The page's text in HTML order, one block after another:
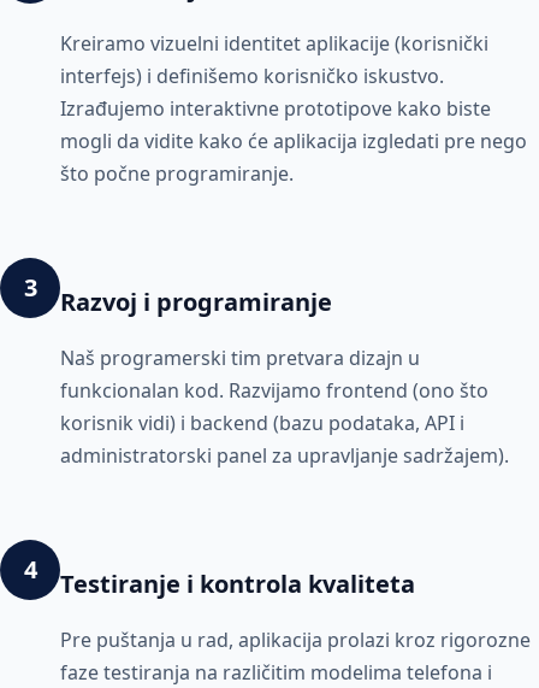
Kreiramo vizuelni identitet aplikacije (korisnički
interfejs) i definišemo korisničko iskustvo.
Izrađujemo interaktivne prototipove kako biste
mogli da vidite kako će aplikacija izgledati pre nego
što počne programiranje.
3 Razvoj i programiranje
Naš programerski tim pretvara dizajn u
funkcionalan kod. Razvijamo frontend (ono što
korisnik vidi) i backend (bazu podataka, API i
administratorski panel za upravljanje sadržajem).
4 Testiranje i kontrola kvaliteta
Pre puštanja u rad, aplikacija prolazi kroz rigorozne
faze testiranja na različitim modelima telefona i